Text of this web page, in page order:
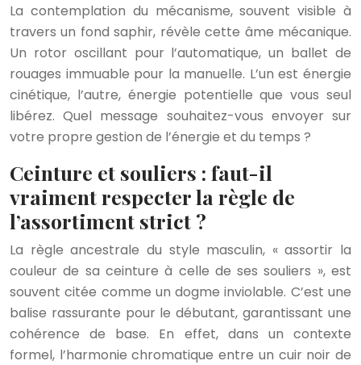
La contemplation du mécanisme, souvent visible à
travers un fond saphir, révèle cette âme mécanique.
Un rotor oscillant pour l’automatique, un ballet de
rouages immuable pour la manuelle. L’un est énergie
cinétique, l’autre, énergie potentielle que vous seul
libérez. Quel message souhaitez-vous envoyer sur
votre propre gestion de l’énergie et du temps ?
Ceinture et souliers : faut-il
vraiment respecter la règle de
l’assortiment strict ?
La règle ancestrale du style masculin, « assortir la
couleur de sa ceinture à celle de ses souliers », est
souvent citée comme un dogme inviolable. C’est une
balise rassurante pour le débutant, garantissant une
cohérence de base. En effet, dans un contexte
formel, l’harmonie chromatique entre un cuir noir de